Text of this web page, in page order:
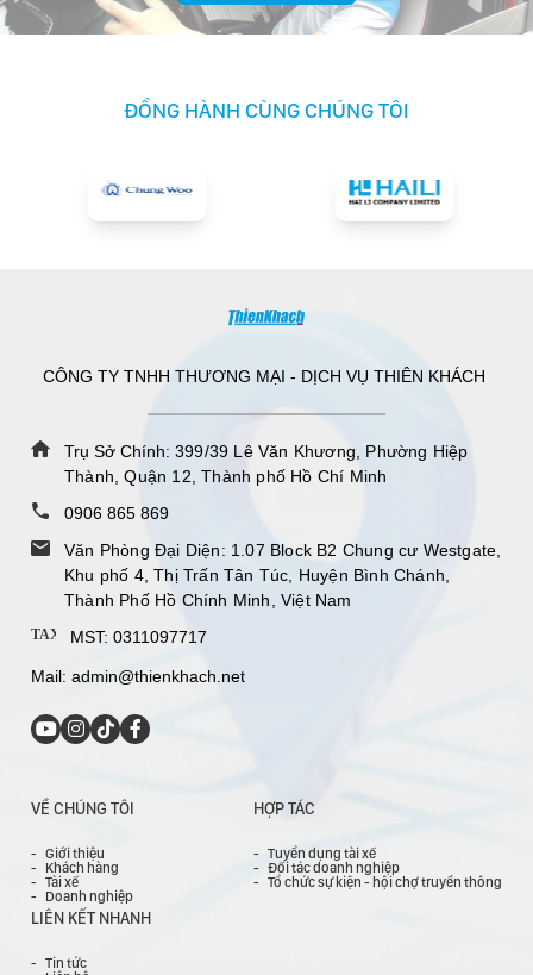
ĐỒNG HÀNH CÙNG CHÚNG TÔI
CÔNG TY TNHH THƯƠNG MẠI - DỊCH VỤ THIÊN KHÁCH
Trụ Sở Chính: 399/39 Lê Văn Khương, Phường Hiệp
Thành, Quận 12, Thành phố Hồ Chí Minh
0906 865 869
Văn Phòng Đại Diện: 1.07 Block B2 Chung cư Westgate,
Khu phố 4, Thị Trấn Tân Túc, Huyện Bình Chánh,
Thành Phố Hồ Chính Minh, Việt Nam
TAX MST: 0311097717
Mail: admin@thienkhach.net
VỀ CHÚNG TÔI
Giới thiệu
Khách hàng
Tài xế
Doanh nghiệp
HỢP TÁC
Tuyển dụng tài xế
Đối tác doanh nghiệp
Tổ chức sự kiện - hội chợ truyền thông
LIÊN KẾT NHANH
Tin tức